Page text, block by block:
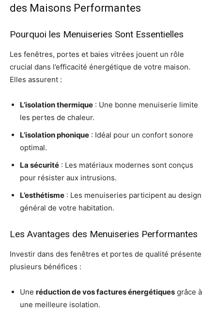
des Maisons Performantes
Pourquoi les Menuiseries Sont Essentielles
Les fenêtres, portes et baies vitrées jouent un rôle
crucial dans l’efficacité énergétique de votre maison.
Elles assurent :
L’isolation thermique : Une bonne menuiserie limite
les pertes de chaleur.
L’isolation phonique : Idéal pour un confort sonore
optimal.
La sécurité : Les matériaux modernes sont conçus
pour résister aux intrusions.
L’esthétisme : Les menuiseries participent au design
général de votre habitation.
Les Avantages des Menuiseries Performantes
Investir dans des fenêtres et portes de qualité présente
plusieurs bénéfices :
Une réduction de vos factures énergétiques grâce à
une meilleure isolation.